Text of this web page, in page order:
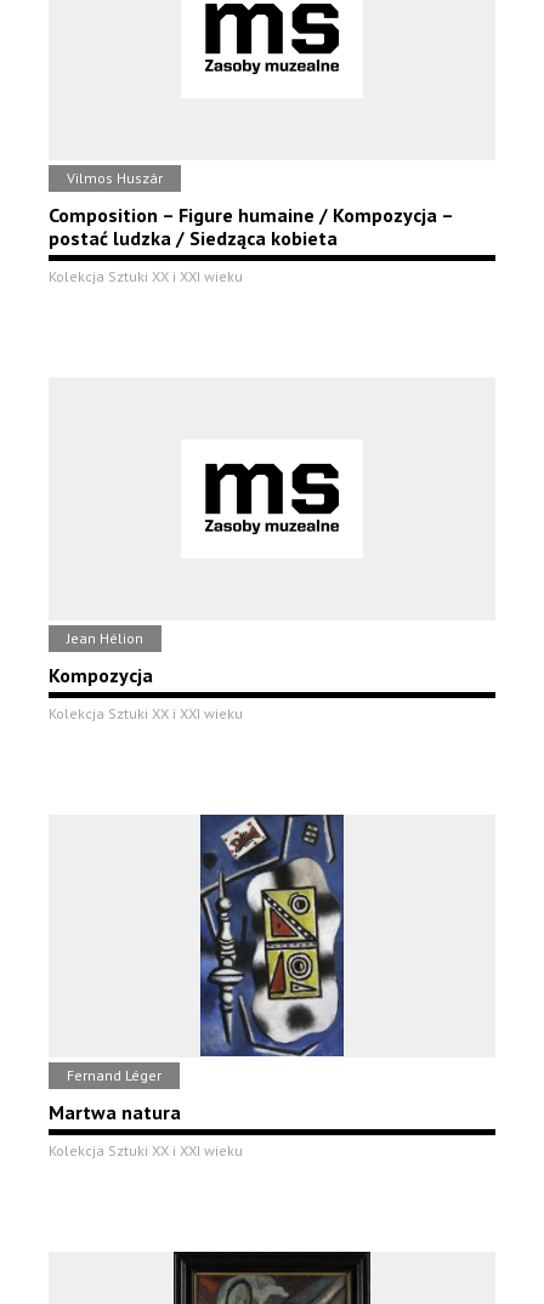
Vilmos Huszár
Composition – Figure humaine / Kompozycja –
postać ludzka / Siedząca kobieta
Kolekcja Sztuki XX i XXI wieku
Jean Hélion
Kompozycja
Kolekcja Sztuki XX i XXI wieku
Fernand Léger
Martwa natura
Kolekcja Sztuki XX i XXI wieku